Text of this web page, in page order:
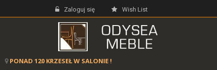
Zaloguj się Wish List
PONAD 120 KRZESEŁ W SALONIE !